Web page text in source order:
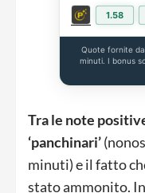
1.58
Quote fornite da
minuti. I bonus
Tra le note
‘panchinari’
minuti) e il fatto
stato ammonito.